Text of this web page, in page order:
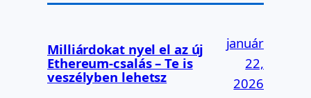
Milliárdokat nyel el az új
Ethereum-csalás – Te is
veszélyben lehetsz
január
22,
2026